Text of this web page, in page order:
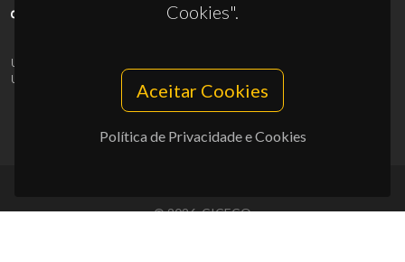
Cookies".
Aceitar Cookies
Política de Privacidade e Cookies
UID/PRR/50011/2025
UID/PRR2/50011/2025
10.54499/UID/PRR2/50011/2025
© 2026, CICECO